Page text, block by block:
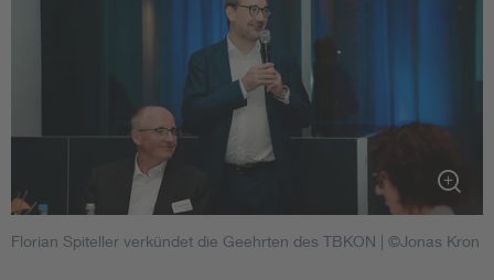
Florian Spiteller verkündet die Geehrten des TBKON | ©Jonas Kron